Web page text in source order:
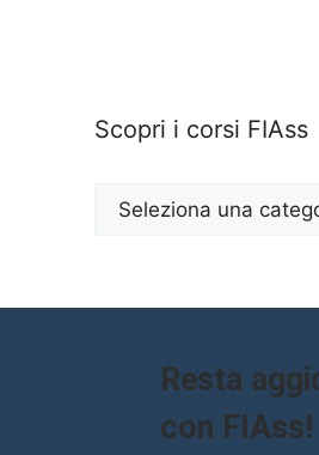
Scopri i corsi FIAss
Resta
con FIAss!